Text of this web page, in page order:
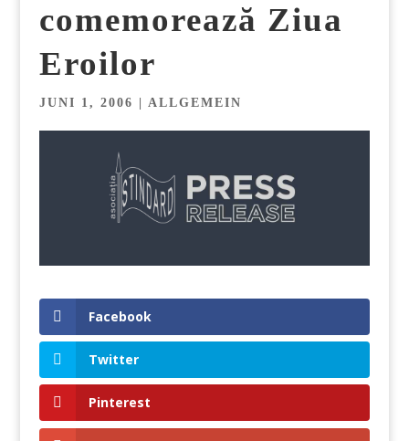
comemorează Ziua
Eroilor
JUNI 1, 2006 | ALLGEMEIN
Facebook
Twitter
Pinterest